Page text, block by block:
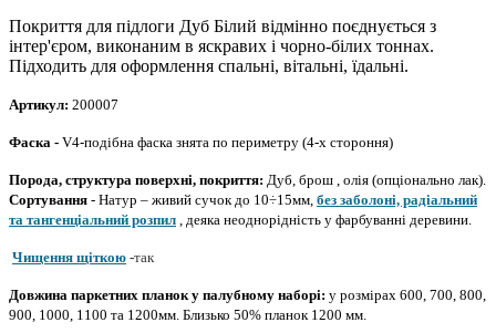
Покриття для підлоги Дуб Білий відмінно поєднується з
інтер'єром, виконаним в яскравих і чорно-білих тоннах.
Підходить для оформлення спальні, вітальні, їдальні.
Артикул: 200007
Фаска - V4-подібна фаска знята по периметру (4-х стороння)
Порода, структура поверхні, покриття: Дуб, брош олія (опціонально лак).
Сортування - Натур – живий сучок до 10÷15мм, без заболоні, радіальний
та тангенціальний розпил , деяка неоднорідність у фарбуванні деревини.
Чищення щіткою -так
Довжина паркетних планок у палубному наборі: у розмірах 600, 700, 800,
900, 1000, 1100 та 1200мм. Близько 50% планок 1200 мм.